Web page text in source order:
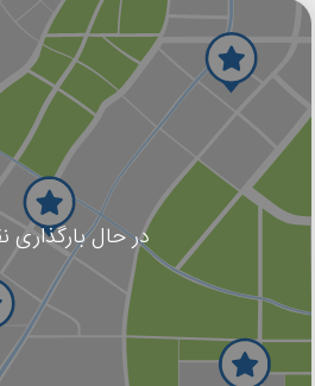
در حال بارگذاری